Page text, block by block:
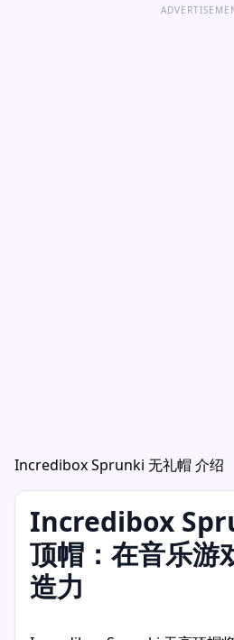
Incredibox Sprunki 无礼帽 介绍
Incredibox
顶帽：在音乐游
造力